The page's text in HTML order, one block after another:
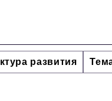
развития